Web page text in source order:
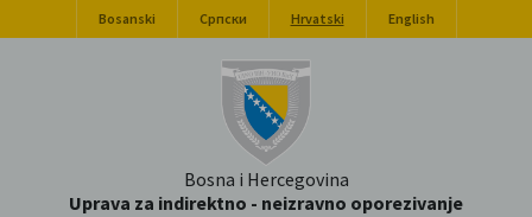
Bosanski Српски Hrvatski English
Bosna i Hercegovina
Uprava za indirektno - neizravno oporezivanje